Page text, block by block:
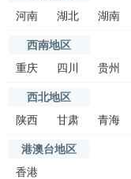
河南
湖北 湖南
西南地区
重庆
四川 贵州
西北地区
陕西
甘肃 青海
港澳台地区
香港